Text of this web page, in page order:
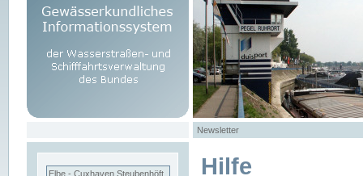
Newsletter
Elbe - Cuxhaven Steubenhöft Hilfe